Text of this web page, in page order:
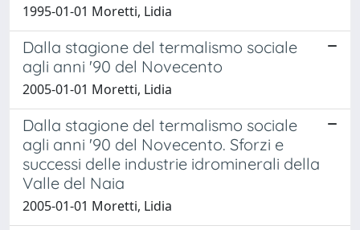
1995-01-01 Moretti, Lidia
Dalla stagione del termalismo sociale
agli anni '90 del Novecento
2005-01-01 Moretti, Lidia
Dalla stagione del termalismo sociale
agli anni '90 del Novecento. Sforzi e
successi delle industrie idrominerali della
Valle del Naia
2005-01-01 Moretti, Lidia